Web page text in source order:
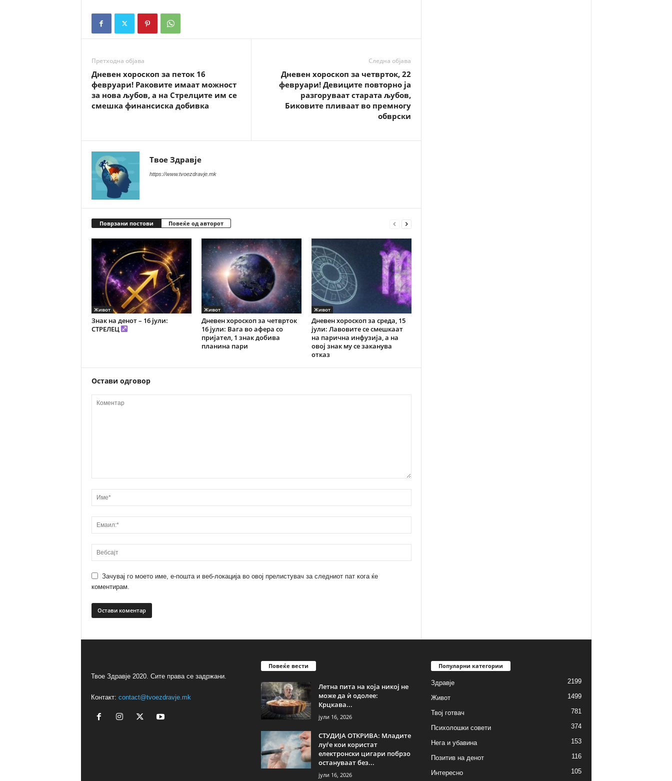
Претходна објава
Дневен хороскоп за петок 16
февруари! Раковите имаат можност
за нова љубов, а на Стрелците им се
смешка финансиска добивка
Следна објава
Дневен хороскоп за четврток, 22
февруари! Девиците повторно ја
разгоруваат старата љубов,
Биковите пливаат во премногу
обврски
Твое Здравје
https://www.tvoezdravje.mk
Поврзани постови Повеќе од авторот
Живот
Знак на денот – 16 јули:
СТРЕЛЕЦ
Живот
Дневен хороскоп за четврток
16 јули: Вага во афера со
пријател, 1 знак добива
планина пари
Живот
Дневен хороскоп за среда, 15
јули: Лавовите се смешкаат
на парична инфузија, а на
овој знак му се заканува
отказ
Остави одговор
Зачувај го моето име, е-пошта и веб-локација во овој прелистувач за следниот пат кога ќе
коментирам.
Твое Здравје 2020. Сите права се задржани.
Контакт: contact@tvoezdravje.mk
Повеќе вести
Летна пита на која никој не
може да ѝ одолее:
Крцкава...
јули 16, 2026
СТУДИЈА ОТКРИВА: Младите
луѓе кои користат
електронски цигари побрзо
остануваат без...
јули 16, 2026
Популарни категории
Здравје 2199
Живот 1499
Твој готвач 781
Психолошки совети 374
Нега и убавина 153
Позитив на денот 116
Интересно 105